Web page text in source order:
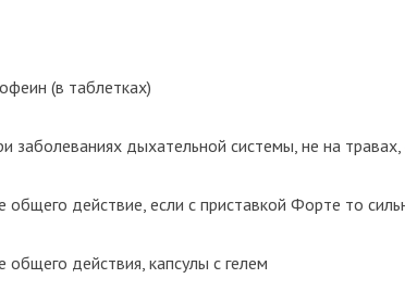
(в таблетках)
заболеваниях дыхательной системы, не на
действие, если с приставкой Форте то
действия, капсулы c гелем